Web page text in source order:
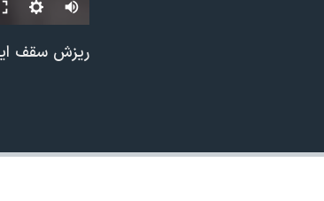
ریزش سقف